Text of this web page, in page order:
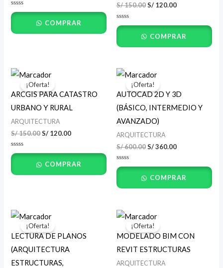
Valorado
con
de
5
COMPRAR
S/150.00S/ 120.00
Valorado
con
de
5
COMPRAR
¡Oferta!
ARCGIS PARA CATASTRO
URBANO Υ RURAL
ARQUITECTURA
S/150.00
El
precio
original
era:
S/ 150.00.
S/ 120.00
es:
Valorado
con
de
5
COMPRAR
¡Oferta!
AUTOCAD 2D Y 3D
(BÁSICO, INTERMEDIO Y
AVANZADO)
ARQUITECTURA
S/600.00
El
precio
original
era:
S/ 600.00.
S/360.00
es:
S/ 360.00.
Valorado
con
de
5
COMPRAR
¡Oferta!
LECTURA DE PLANOS
(ARQUITECTURA
ESTRUCTURAS,
El
precio
original
era:
S/ 600.00.
es:
¡Oferta!
MODELADO BIM CON
REVIT ESTRUCTURAS
ARQUITECTURA
El
precio
original
era:
S/ 150.00.
es:
S/ 120.00.